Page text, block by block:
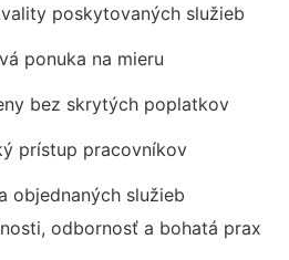
poskytovaných služieb
ponuka na mieru
bez skrytých poplatkov
prístup pracovníkov
objednaných služieb
odbornosť a bohatá prax